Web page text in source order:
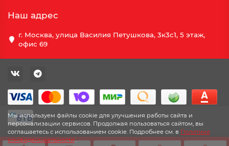
Мы используем файлы cookie для улучшения работы сайта и
персонализации сервисов. Продолжая пользоваться сайтом, вы
соглашаетесь с использованием cookie. Подробнее см. в Политике
конфиденциальности.
Наш адрес
г. Москва, улица Василия Петушкова, 3к3c1, 5 этаж,
офис 69